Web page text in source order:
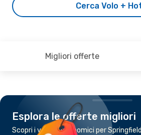
Cerca Volo +
Migliori offerte
Esplora le offerte migliori
Scopri i voli più economici per Springfield